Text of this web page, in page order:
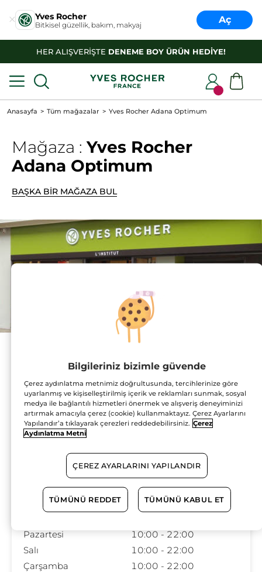
Yves Rocher
Bitkisel güzellik, bakım, makyaj Aç
HER ALIŞVERİŞTE DENEME BOY ÜRÜN HEDİYE!
Anasayfa Tüm mağazalar Yves Rocher Adana Optimum
Mağaza :Yves Rocher
Adana Optimum
BAŞKA BİR MAĞAZA BUL
Adana Optimum AVM,
Hacı Sabancı Bulvarı
No:28-Zm28
1220 Yüreğir
HARİTADA GÖSTER
YOL TARİFİ
Çalışma Saatleri
Pazartesi
10:00 - 22:00
Salı
10:00 - 22:00
Çarşamba
10:00 - 22:00
Bilgileriniz bizimle güvende
Çerez aydınlatma metnimiz doğrultusunda, tercihlerinize göre
uyarlanmış ve kişiselleştirilmiş içerik ve reklamları sunmak, sosyal
medya ile bağlantılı hizmetleri önermek ve alışveriş deneyiminizi
artırmak amacıyla çerez (cookie) kullanmaktayız. Çerez Ayarlarını
Yapılandır’a tıklayarak çerezleri reddedebilirsiniz. Çerez
Aydınlatma Metni
ÇEREZ AYARLARINI YAPILANDIR
TÜMÜNÜ REDDET TÜMÜNÜ KABUL ET